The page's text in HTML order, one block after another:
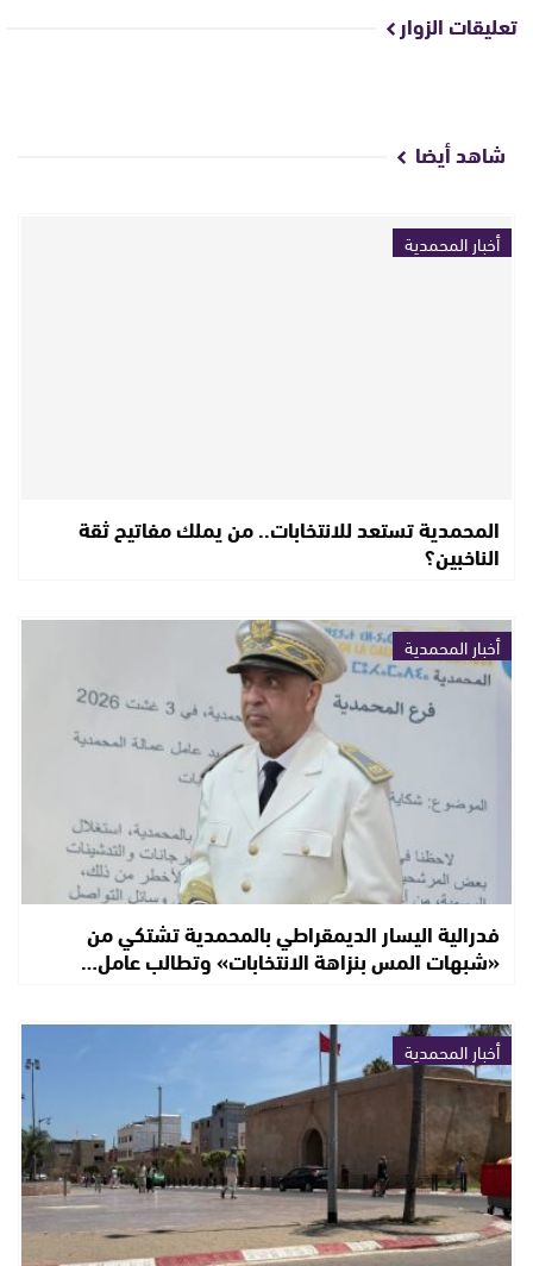
تعليقات الزوار
شاهد أيضا
أخبار المحمدية
المحمدية تستعد للانتخابات.. من يملك مفاتيح ثقة
الناخبين؟
أخبار المحمدية
فدرالية اليسار الديمقراطي بالمحمدية تشتكي من
«شبهات المس بنزاهة الانتخابات» وتطالب عامل…
أخبار المحمدية